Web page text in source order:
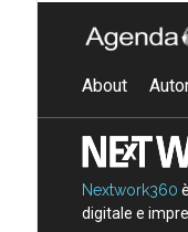
About
Nextwork360
digitale e